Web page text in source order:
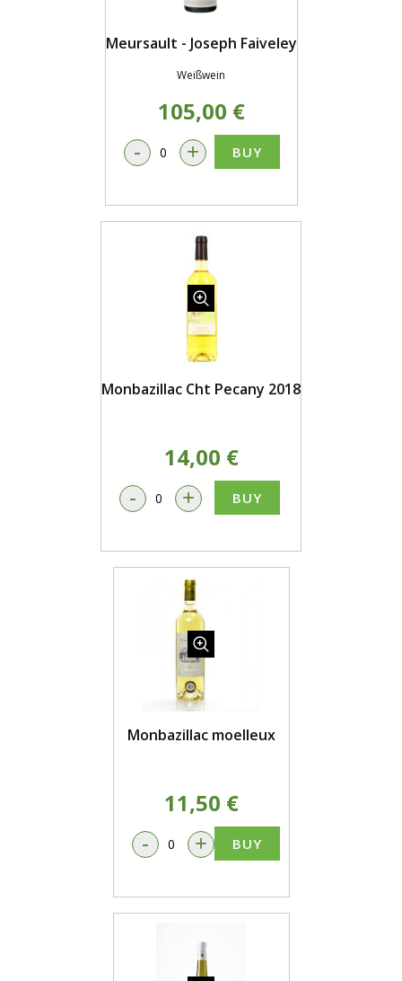
Meursault - Joseph Faiveley
Weißwein
105,00 €
- + BUY
Monbazillac Cht Pecany 2018
14,00 €
- + BUY
Monbazillac moelleux
11,50 €
- + BUY